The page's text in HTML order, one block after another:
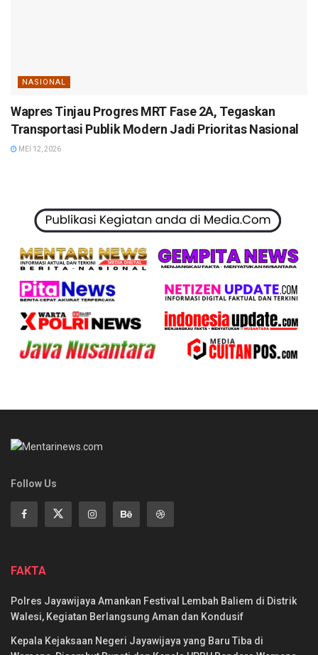
NASIONAL
Wapres Tinjau Progres MRT Fase 2A, Tegaskan
Transportasi Publik Modern Jadi Prioritas Nasional
MEI 12, 2026
Follow Us
FAKTA
Polres Jayawijaya Amankan Festival Lembah Baliem di Distrik
Walesi, Kegiatan Berlangsung Aman dan Kondusif
Kepala Kejaksaan Negeri Jayawijaya yang Baru Tiba di